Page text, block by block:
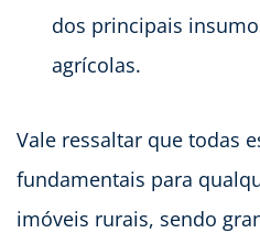
dos principais
agrícolas.
Vale ressaltar que todas
fundamentais para
imóveis rurais, sendo